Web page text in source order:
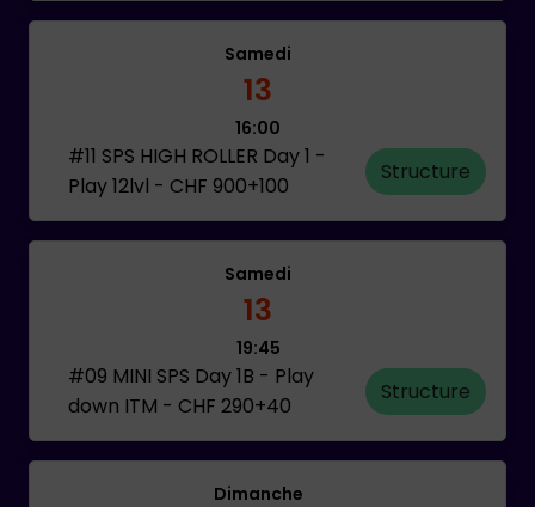
Samedi
13
16:00
#11 SPS HIGH ROLLER Day 1 -
Play 12lvl - CHF 900+100
Structure
Samedi
13
19:45
#09 MINI SPS Day 1B - Play
down ITM - CHF 290+40
Structure
Dimanche